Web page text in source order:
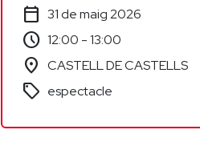
calendar_today 31 de maig 2026
schedule 12:00 - 13:00
location_on CASTELL DE CASTELLS
sell espectacle